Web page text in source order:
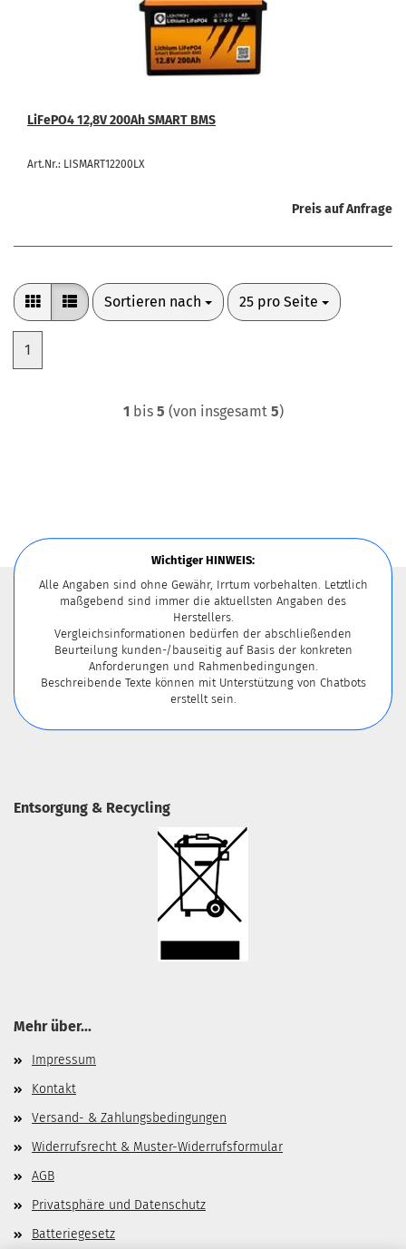
LiFePO4 12,8V 200Ah SMART BMS
Art.Nr.: LISMART12200LX
Preis auf Anfrage
Sortieren nach
Sortieren nach 25 pro Seite
pro Seite
1
1 bis 5 (von insgesamt 5)
Wichtiger HINWEIS:
Alle Angaben sind ohne Gewähr, Irrtum vorbehalten. Letztlich
maßgebend sind immer die aktuellsten Angaben des
Herstellers.
Vergleichsinformationen bedürfen der abschließenden
Beurteilung kunden-/bauseitig auf Basis der konkreten
Anforderungen und Rahmenbedingungen.
Beschreibende Texte können mit Unterstützung von Chatbots
erstellt sein.
Entsorgung & Recycling
Mehr über...
Impressum
Kontakt
Versand- & Zahlungsbedingungen
Widerrufsrecht & Muster-Widerrufsformular
AGB
Privatsphäre und Datenschutz
Batteriegesetz